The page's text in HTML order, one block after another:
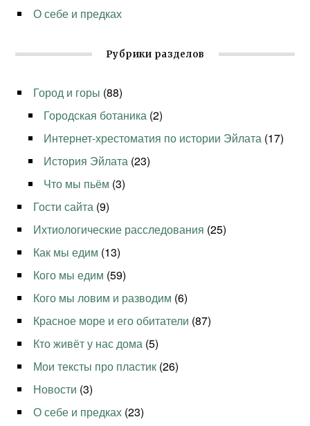
О себе и предках
Рубрики разделов
Город и горы (88)
Городская ботаника (2)
Интернет-хрестоматия по истории Эйлата (17)
История Эйлата (23)
Что мы пьём (3)
Гости сайта (9)
Ихтиологические расследования (25)
Как мы едим (13)
Кого мы едим (59)
Кого мы ловим и разводим (6)
Красное море и его обитатели (87)
Кто живёт у нас дома (5)
Мои тексты про пластик (26)
Новости (3)
О себе и предках (23)